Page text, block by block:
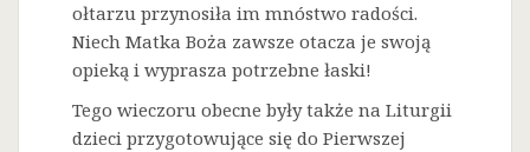
ołtarzu przynosiła im mnóstwo radości.
Niech Matka Boża zawsze otacza je swoją
opieką i wyprasza potrzebne łaski!
Tego wieczoru obecne były także na Liturgii
dzieci przygotowujące się do Pierwszej